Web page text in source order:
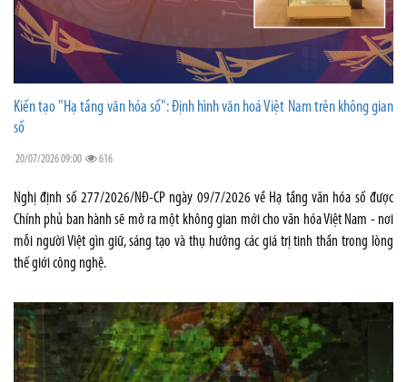
Kiến tạo "Hạ tầng văn hóa số": Định hình văn hoá Việt Nam trên không gian
số
20/07/2026 09:00 616
Nghị định số 277/2026/NĐ-CP ngày 09/7/2026 về Hạ tầng văn hóa số được
Chính phủ ban hành sẽ mở ra một không gian mới cho văn hóa Việt Nam - nơi
mỗi người Việt gìn giữ, sáng tạo và thụ hưởng các giá trị tinh thần trong lòng
thế giới công nghệ.